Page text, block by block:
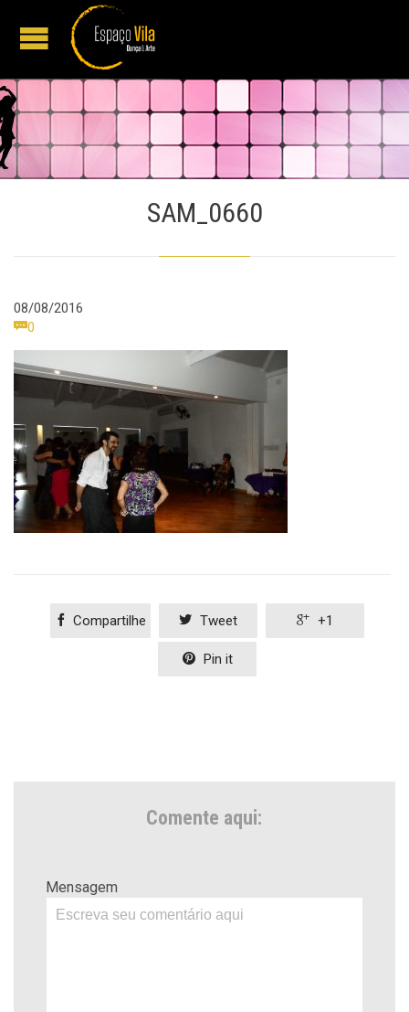
SAM_0660
08/08/2016
0
 Compartilhe  Tweet  +1
 Pin it
Comente aqui:
Mensagem